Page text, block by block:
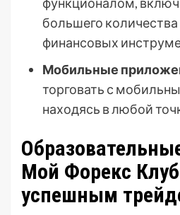
большего
финансовых
Мобильные
торговать с
находясь в любой
Мой Форекс
успешным